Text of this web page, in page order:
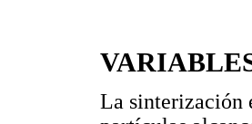
La sinterización